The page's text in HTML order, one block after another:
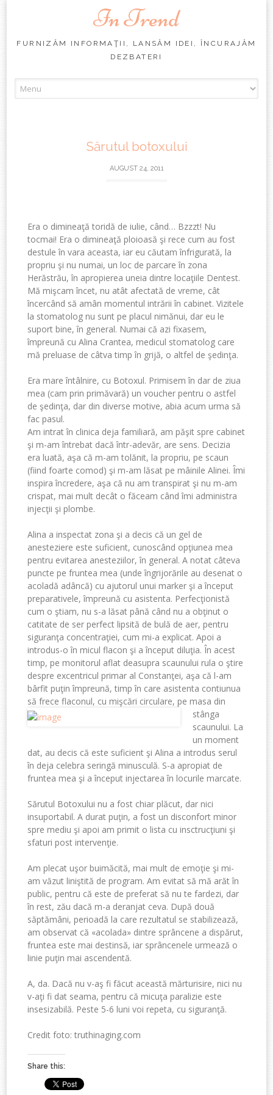
In Trend
FURNIZĂM INFORMAŢII, LANSĂM IDEI, ÎNCURAJĂM
DEZBATERI
to
Sărutul botoxului
AUGUST 24, 2011
Era o dimineaţă toridă de iulie, când… Bzzzt! Nu
tocmai! Era o dimineaţă ploioasă şi rece cum au fost
destule în vara aceasta, iar eu căutam înfrigurată, la
propriu şi nu numai, un loc de parcare în zona
Herăstrău, în apropierea uneia dintre locaţiile Dentest.
Mă mişcam încet, nu atât afectată de vreme, cât
încercând să amân momentul intrării în cabinet. Vizitele
la stomatolog nu sunt pe placul nimănui, dar eu le
suport bine, în general. Numai că azi fixasem,
împreună cu Alina Crantea, medicul stomatolog care
mă preluase de câtva timp în grijă, o altfel de şedinţa.
Era mare întâlnire, cu Botoxul. Primisem în dar de ziua
mea (cam prin primăvară) un voucher pentru o astfel
de şedinţa, dar din diverse motive, abia acum urma să
fac pasul.
Am intrat în clinica deja familiară, am păşit spre cabinet
şi m-am întrebat dacă într-adevăr, are sens. Decizia
era luată, aşa că m-am tolănit, la propriu, pe scaun
(fiind foarte comod) şi m-am lăsat pe mâinile Alinei. Îmi
inspira încredere, aşa că nu am transpirat şi nu m-am
crispat, mai mult decât o făceam când îmi administra
injecţii şi plombe.
Alina a inspectat zona şi a decis că un gel de
anesteziere este suficient, cunoscând opţiunea mea
pentru evitarea anesteziilor, în general. A notat câteva
puncte pe fruntea mea (unde îngrijorările au desenat o
acoladă adâncă) cu ajutorul unui marker şi a început
preparativele, împreună cu asistenta. Perfecţionistă
cum o ştiam, nu s-a lăsat până când nu a obţinut o
catitate de ser perfect lipsită de bulă de aer, pentru
siguranţa concentraţiei, cum mi-a explicat. Apoi a
introdus-o în micul flacon şi a început diluţia. În acest
timp, pe monitorul aflat deasupra scaunului rula o ştire
despre excentricul primar al Constanţei, aşa că l-am
bârfit puţin împreună, timp în care asistenta contiunua
să frece flaconul, cu mişcări circulare, pe masa din
stânga
scaunului. La
un moment
dat, au decis că este suficient şi Alina a introdus serul
în deja celebra seringă minusculă. S-a apropiat de
fruntea mea şi a început injectarea în locurile marcate.
Sărutul Botoxului nu a fost chiar plăcut, dar nici
insuportabil. A durat puţin, a fost un disconfort minor
spre mediu şi apoi am primit o lista cu insctrucţiuni şi
sfaturi post intervenţie.
Am plecat uşor buimăcită, mai mult de emoţie şi mi-
am văzut liniştită de program. Am evitat să mă arăt în
public, pentru că este de preferat să nu te fardezi, dar
în rest, zău dacă m-a deranjat ceva. După două
săptămâni, perioadă la care rezultatul se stabilizează,
am observat că «acolada» dintre sprâncene a dispărut,
fruntea este mai destinsă, iar sprâncenele urmează o
linie puţin mai ascendentă.
A, da. Dacă nu v-aş fi făcut această mărturisire, nici nu
v-aţi fi dat seama, pentru că micuţa paralizie este
insesizabilă. Peste 5-6 luni voi repeta, cu siguranţă.
Credit foto: truthinaging.com
Share this: